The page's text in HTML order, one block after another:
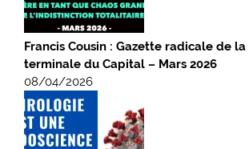
Francis Cousin : Gazette radicale de la
terminale du Capital – Mars 2026
08/04/2026